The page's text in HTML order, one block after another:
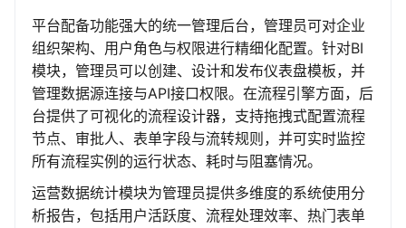
平台配备功能强大的统一管理后台，管理员可对企业
组织架构、用户角色与权限进行精细化配置。针对BI
模块，管理员可以创建、设计和发布仪表盘模板，并
管理数据源连接与API接口权限。在流程引擎方面，后
台提供了可视化的流程设计器，支持拖拽式配置流程
节点、审批人、表单字段与流转规则，并可实时监控
所有流程实例的运行状态、耗时与阻塞情况。
运营数据统计模块为管理员提供多维度的系统使用分
析报告，包括用户活跃度、流程处理效率、热门表单